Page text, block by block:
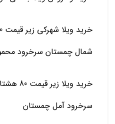
شمال چمستان سرخرود
خرید
سرخرود آمل چمستان